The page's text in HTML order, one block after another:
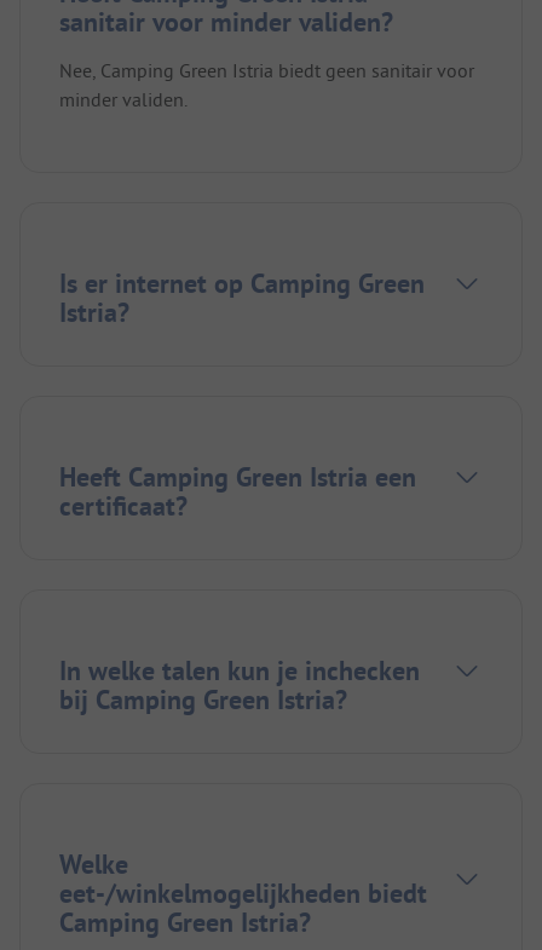
sanitair voor minder validen?
Nee, Camping Green Istria biedt geen sanitair voor
minder validen.
Is er internet op Camping Green
Istria?
Heeft Camping Green Istria een
certificaat?
In welke talen kun je inchecken
bij Camping Green Istria?
Welke
eet-/winkelmogelijkheden biedt
Camping Green Istria?